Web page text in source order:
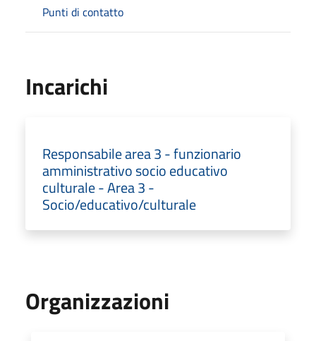
Punti di contatto
Incarichi
Responsabile area 3 - funzionario
amministrativo socio educativo
culturale - Area 3 -
Socio/educativo/culturale
Organizzazioni